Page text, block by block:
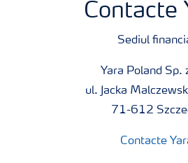
Contacte
Sediul
Yara Poland Sp.
ul. Jacka
71-612
Contacte